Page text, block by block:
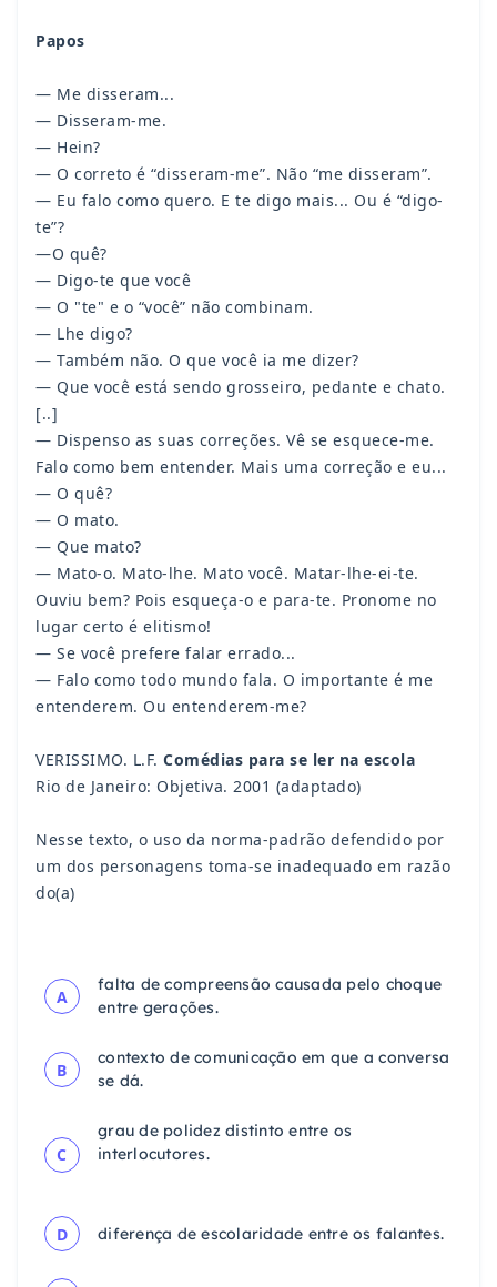
Papos
— Me disseram...
— Disseram-me.
— Hein?
— O correto é “disseram-me”. Não “me disseram”.
— Eu falo como quero. E te digo mais... Ou é “digo-
te”?
—O quê?
— Digo-te que você
— O "te" e o “você” não combinam.
— Lhe digo?
— Também não. O que você ia me dizer?
— Que você está sendo grosseiro, pedante e chato.
[..]
— Dispenso as suas correções. Vê se esquece-me.
Falo como bem entender. Mais uma correção e eu...
— O quê?
— O mato.
— Que mato?
— Mato-o. Mato-lhe. Mato você. Matar-lhe-ei-te.
Ouviu bem? Pois esqueça-o e para-te. Pronome no
lugar certo é elitismo!
— Se você prefere falar errado...
— Falo como todo mundo fala. O importante é me
entenderem. Ou entenderem-me?
VERISSIMO. L.F. Comédias para se ler na escola
Rio de Janeiro: Objetiva. 2001 (adaptado)
Nesse texto, o uso da norma-padrão defendido por
um dos personagens toma-se inadequado em razão
do(a)
A
falta de compreensão causada pelo choque
entre gerações.
B
contexto de comunicação em que a conversa
se dá.
C
grau de polidez distinto entre os
interlocutores.
D diferença de escolaridade entre os falantes.